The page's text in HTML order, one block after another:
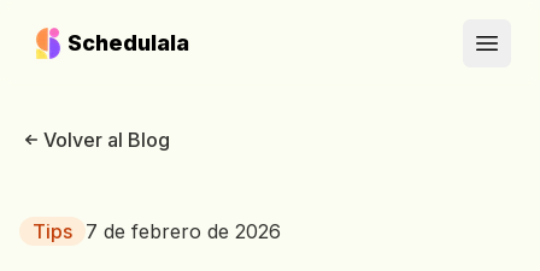
Schedulala
Open
Volver al Blog
Tips 7 de febrero de 2026